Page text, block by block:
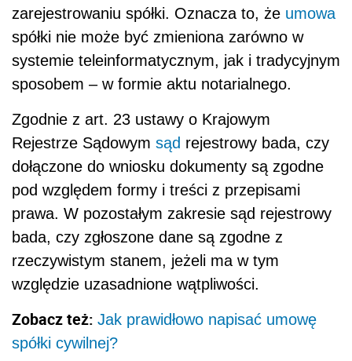
zarejestrowaniu spółki. Oznacza to, że umowa
spółki nie może być zmieniona zarówno w
systemie teleinformatycznym, jak i tradycyjnym
sposobem – w formie aktu notarialnego.
Zgodnie z art. 23 ustawy o Krajowym
Rejestrze Sądowym sąd rejestrowy bada, czy
dołączone do wniosku dokumenty są zgodne
pod względem formy i treści z przepisami
prawa. W pozostałym zakresie sąd rejestrowy
bada, czy zgłoszone dane są zgodne z
rzeczywistym stanem, jeżeli ma w tym
względzie uzasadnione wątpliwości.
Zobacz też: Jak prawidłowo napisać umowę
spółki cywilnej?